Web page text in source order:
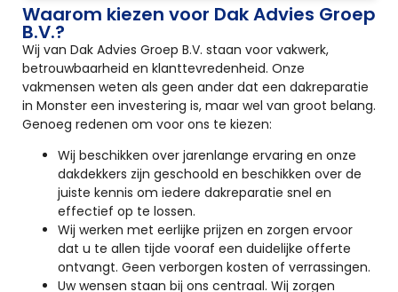
Waarom kiezen voor Dak Advies Groep
B.V.?
Wij van Dak Advies Groep B.V. staan voor vakwerk,
betrouwbaarheid en klanttevredenheid. Onze
vakmensen weten als geen ander dat een dakreparatie
in Monster een investering is, maar wel van groot belang.
Genoeg redenen om voor ons te kiezen:
Wij beschikken over jarenlange ervaring en onze
dakdekkers zijn geschoold en beschikken over de
juiste kennis om iedere dakreparatie snel en
effectief op te lossen.
Wij werken met eerlijke prijzen en zorgen ervoor
dat u te allen tijde vooraf een duidelijke offerte
ontvangt. Geen verborgen kosten of verrassingen.
Uw wensen staan bij ons centraal. Wij zorgen